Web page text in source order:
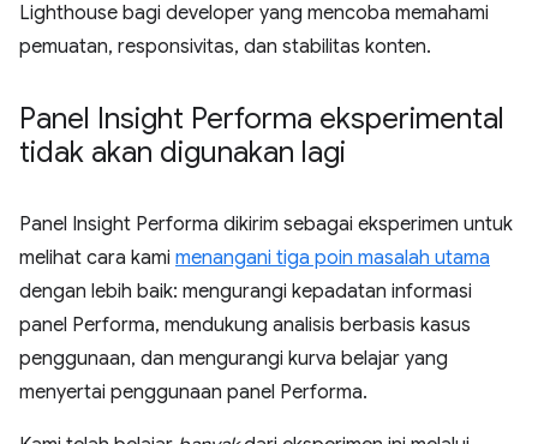
Lighthouse bagi developer yang mencoba memahami
pemuatan, responsivitas, dan stabilitas konten.
Panel Insight Performa eksperimental
tidak akan digunakan lagi
Panel Insight Performa dikirim sebagai eksperimen untuk
melihat cara kami menangani tiga poin masalah utama
dengan lebih baik: mengurangi kepadatan informasi
panel Performa, mendukung analisis berbasis kasus
penggunaan, dan mengurangi kurva belajar yang
menyertai penggunaan panel Performa.